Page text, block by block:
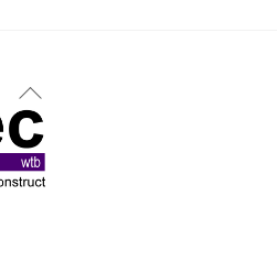
Back
To
Top